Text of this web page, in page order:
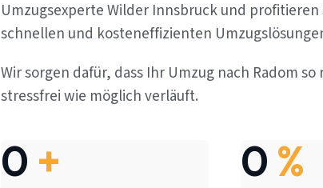
Umzugsexperte Wilder Innsbruck und profitieren
schnellen und kosteneffizienten
Wir sorgen dafür, dass Ihr Umzug nach Radom so
stressfrei wie möglich verläuft.
0 + 0 %